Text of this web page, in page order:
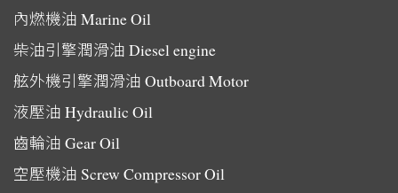
內燃機油 Marine Oil
柴油引擎潤滑油 Diesel engine
舷外機引擎潤滑油 Outboard Motor
液壓油 Hydraulic Oil
齒輪油 Gear Oil
空壓機油 Screw Compressor Oil